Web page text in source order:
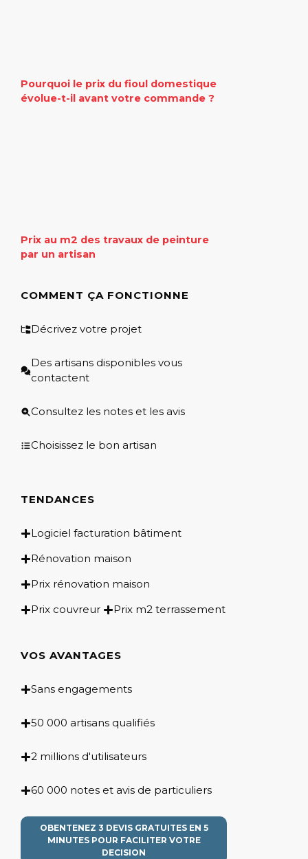
Pourquoi le prix du fioul domestique
évolue-t-il avant votre commande ?
Prix au m2 des travaux de peinture
par un artisan
COMMENT ÇA FONCTIONNE
Décrivez votre projet
Des artisans disponibles vous
contactent
Consultez les notes et les avis
Choisissez le bon artisan
TENDANCES
Logiciel facturation bâtiment
Rénovation maison
Prix rénovation maison
Prix couvreur
Prix m2 terrassement
VOS AVANTAGES
Sans engagements
50 000 artisans qualifiés
2 millions d'utilisateurs
60 000 notes et avis de particuliers
OBENTENEZ 3 DEVIS GRATUITES EN 5
MINUTES POUR FACILITER VOTRE
DECISION